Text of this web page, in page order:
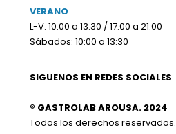
VERANO
L-V: 10:00 a 13:30 / 17:00 a 21:00
Sábados: 10:00 a 13:30
SIGUENOS EN REDES SOCIALES
® GASTROLAB AROUSA. 2024
Todos los derechos reservados.